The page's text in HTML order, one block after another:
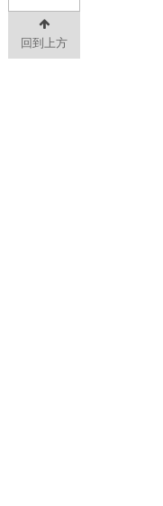
回到上方